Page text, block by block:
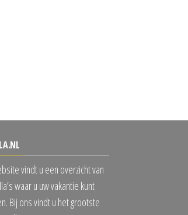
vindt u een overzicht van
waar u uw vakantie kunt
Bij ons vindt u het grootste